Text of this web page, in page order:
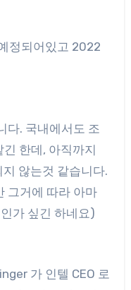
정되어있고 2022
다. 국내에서도 조
한데, 아직까지
않는것 같습니다.
그거에 따라 아마
가 싶긴 하네요)
가 인텔 CEO 로